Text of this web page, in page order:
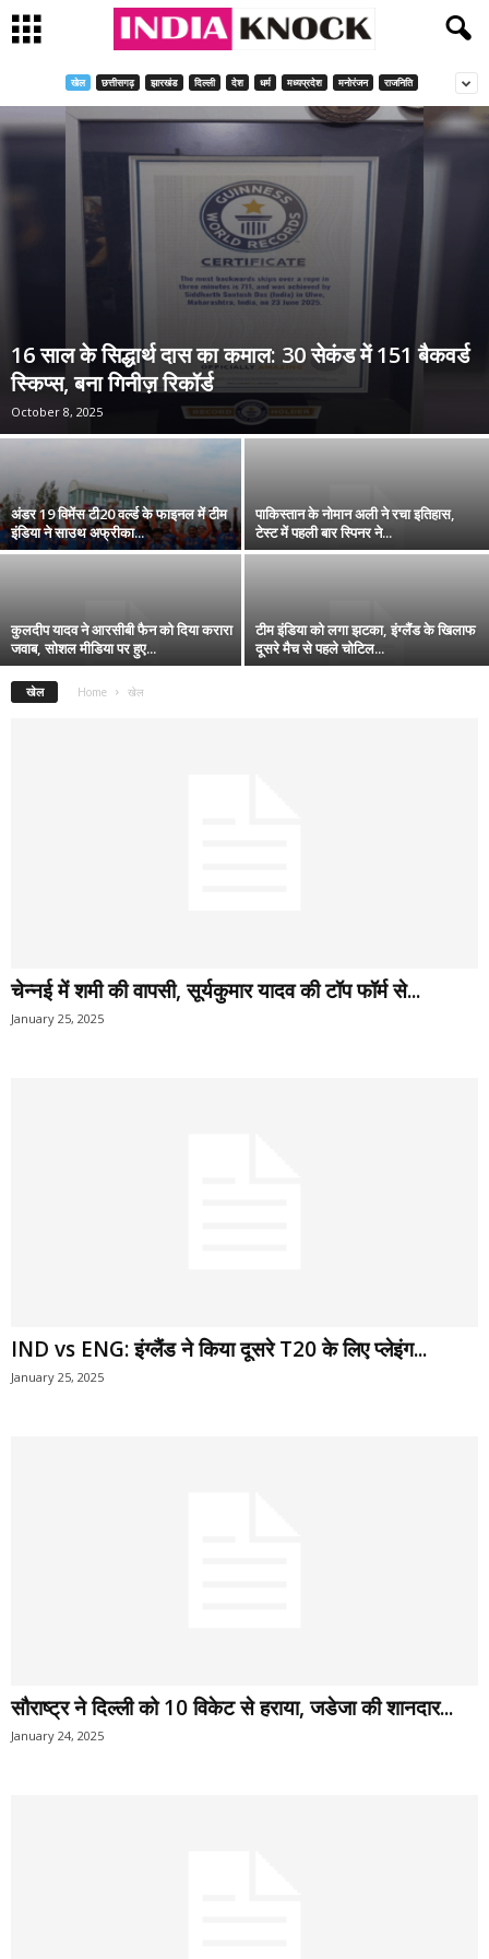
खेल छत्तीसगढ़ झारखंड दिल्ली देश धर्म मध्यप्रदेश मनोरंजन राजनिति
16 साल के सिद्धार्थ दास का कमाल: 30 सेकंड में 151 बैकवर्ड
स्किप्स, बना गिनीज़ रिकॉर्ड
October 8, 2025
अंडर 19 विमेंस टी20 वर्ल्ड के फाइनल में टीम
इंडिया ने साउथ अफ्रीका...
पाकिस्तान के नोमान अली ने रचा इतिहास,
टेस्ट में पहली बार स्पिनर ने...
कुलदीप यादव ने आरसीबी फैन को दिया करारा
जवाब, सोशल मीडिया पर हुए...
टीम इंडिया को लगा झटका, इंग्लैंड के खिलाफ
दूसरे मैच से पहले चोटिल...
खेल Home खेल
चेन्‍नई में शमी की वापसी, सूर्यकुमार यादव की टॉप फॉर्म से...
January 25, 2025
IND vs ENG: इंग्‍लैंड ने किया दूसरे T20 के लिए प्लेइंग...
January 25, 2025
सौराष्ट्र ने दिल्ली को 10 विकेट से हराया, जडेजा की शानदार...
January 24, 2025